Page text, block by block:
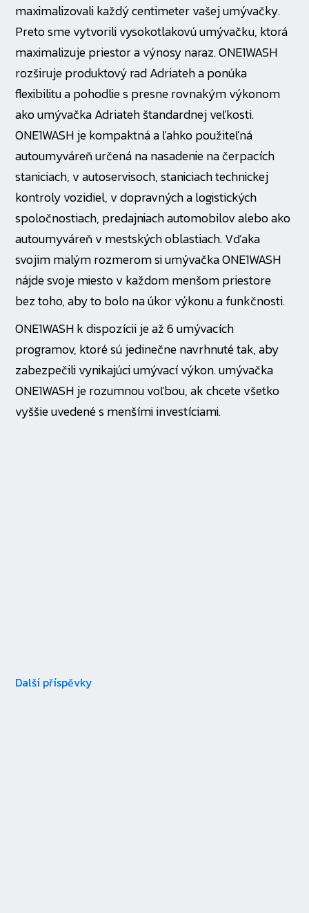
maximalizovali každý centimeter vašej umývačky.
Preto sme vytvorili vysokotlakovú umývačku, ktorá
maximalizuje priestor a výnosy naraz. ONE1WASH
rozširuje produktový rad Adriateh a ponúka
flexibilitu a pohodlie s presne rovnakým výkonom
ako umývačka Adriateh štandardnej veľkosti.
ONE1WASH je kompaktná a ľahko použiteľná
autoumyváreň určená na nasadenie na čerpacích
staniciach, v autoservisoch, staniciach technickej
kontroly vozidiel, v dopravných a logistických
spoločnostiach, predajniach automobilov alebo ako
autoumyváreň v mestských oblastiach. Vďaka
svojim malým rozmerom si umývačka ONE1WASH
nájde svoje miesto v každom menšom priestore
bez toho, aby to bolo na úkor výkonu a funkčnosti.
ONE1WASH k dispozícii je až 6 umývacích
programov, ktoré sú jedinečne navrhnuté tak, aby
zabezpečili vynikajúci umývací výkon. umývačka
ONE1WASH je rozumnou voľbou, ak chcete všetko
vyššie uvedené s menšími investíciami.
Další příspěvky